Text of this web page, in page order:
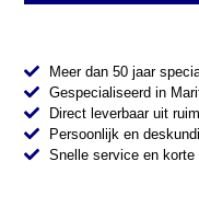
Meer dan 50 jaar
Gespecialiseerd in
Direct leverbaar uit
Persoonlijk en
Snelle service en korte